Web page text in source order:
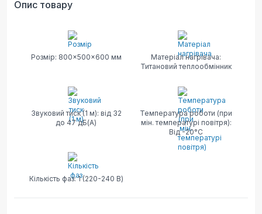
Опис товару
Розмір: 800×500×600 мм
Матеріал нагрівача:
Титановий теплообмінник
Звуковий тиск (1 м): від 32
до 47 дБ(А)
Температура роботи (при
мін. температурі повітря):
Від -20°C
Кількість фаз: 1 (220-240 В)